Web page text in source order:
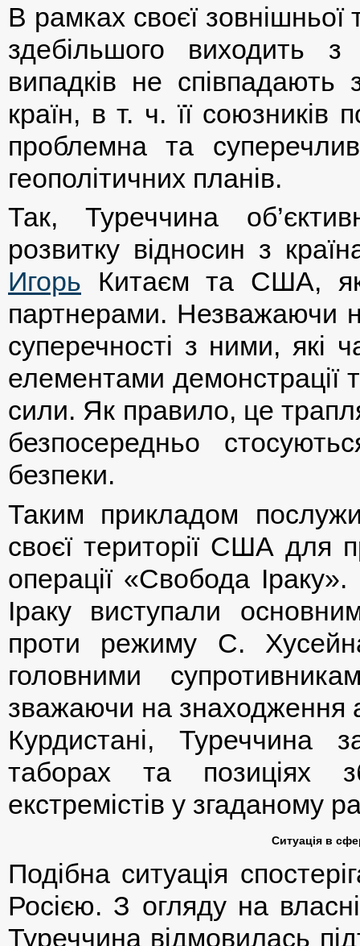
В рамках своєї зовнішньої
здебільшого виходить з
випадків не співпадають
країн, в т. ч. її
проблемна та
геополітичних планів.
Так, Туреччина
розвитку відносин з
Игорь Китаєм та США,
партнерами. Незважаючи
суперечності з ними, які
елементами демонстрації
сили. Як правило, це
безпосередньо
безпеки.
Таким прикладом
своєї території США для
операції «Свобода
Іраку виступали
проти режиму С.
головними
зважаючи на знаходження
Курдистані, Туреччина
таборах та позиціях
екстремістів у згаданому
Ситуація в
Подібна ситуація
Росією. З огляду на
Туреччина відмовилась